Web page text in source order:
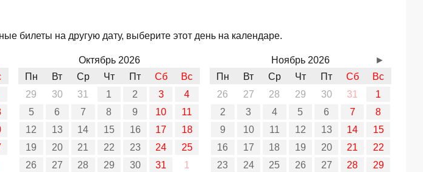
билеты на другую дату, выберите этот день на календаре.
Октябрь 2026
Пн
Вт Ср Чт Пт Сб
Вс
29
30 31 1 2 3
4
5
6 7 8 9 10
11
12
13 14 15 16 17
18
19
20 21 22 23 24
25
26
27 28 29 30 31
1
Ноябрь 2026
Пн
Вт Ср Чт Пт Сб
Вс
26
27 28 29 30 31
1
2
3 4 5 6 7
8
9
10 11 12 13 14
15
16
17 18 19 20 21
22
23
24 25 26 27 28
29
►